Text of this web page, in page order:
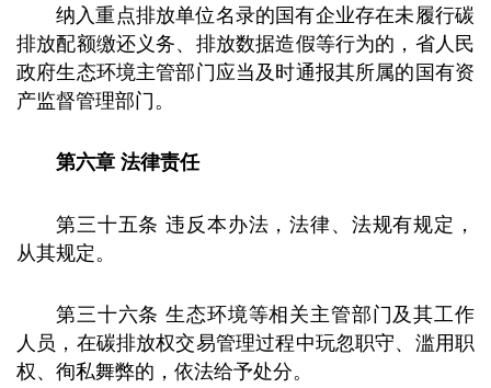
纳入重点排放单位名录的国有企业存在未履行碳
排放配额缴还义务、排放数据造假等行为的，省人民
政府生态环境主管部门应当及时通报其所属的国有资
产监督管理部门。
第六章 法律责任
第三十五条 违反本办法，法律、法规有规定，
从其规定。
第三十六条 生态环境等相关主管部门及其工作
人员，在碳排放权交易管理过程中玩忽职守、滥用职
权、徇私舞弊的，依法给予处分。